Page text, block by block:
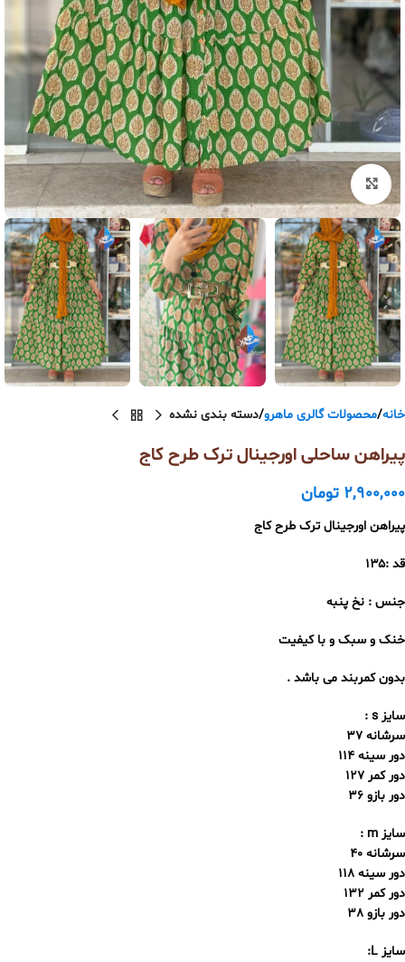
بزرگنمایی تصویر
خانه محصولات گالری ماهرو دسته بندی نشده
پیراهن ساحلی اورجینال ترک طرح کاج
2,900,000 تومان
پیراهن اورجینال ترک طرح کاج
قد :۱۳۵
جنس : نخ پنبه
خنک و سبک و با کیفیت
بدون کمربند می باشد .
سایز s :
سرشانه 37
دور سینه 114
دور کمر 127
دور بازو 36
سایز m :
سرشانه 40
دور سینه 118
دور کمر 132
دور بازو 38
سایز L: